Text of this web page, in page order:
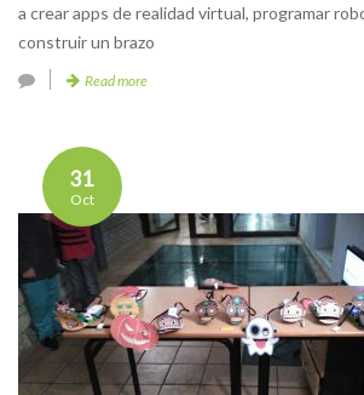
a crear apps de realidad virtual, programar
construir un brazo
Read more
31
Oct